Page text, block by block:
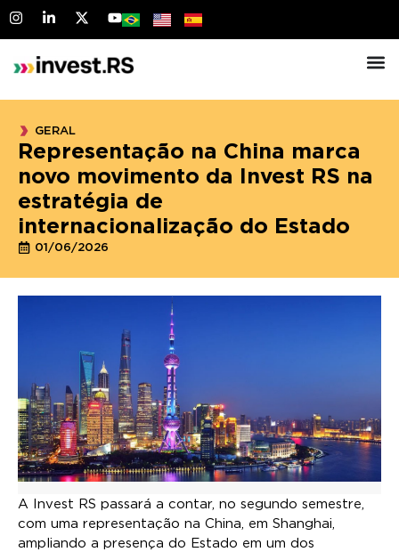
GERAL
Representação na China marca
novo movimento da Invest RS na
estratégia de
internacionalização do Estado
01/06/2026
A Invest RS passará a contar, no segundo semestre,
com uma representação na China, em Shanghai,
ampliando a presença do Estado em um dos